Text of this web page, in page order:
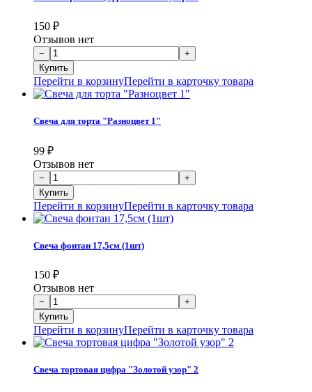
150 ₽
Отзывов нет
Перейти в корзинуПерейти в карточку товара
Свеча для торта "Разноцвет 1"
99 ₽
Отзывов нет
Перейти в корзинуПерейти в карточку товара
Свеча фонтан 17,5см (1шт)
150 ₽
Отзывов нет
Перейти в корзинуПерейти в карточку товара
Свеча тортовая цифра "Золотой узор" 2